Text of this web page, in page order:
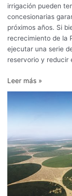
irrigación pueden
concesionarias
próximos años. Si
recrecimiento de la
ejecutar una serie
reservorio y reducir
Leer más »
desafíos
implica
un
proyecto
de